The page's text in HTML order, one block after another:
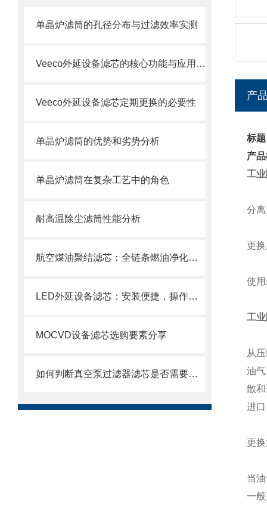
单晶炉滤筒的孔径分布与过滤效率实测
Veeco外延设备滤芯的核心功能与应用场景
Veeco外延设备滤芯定期更换的必要性
单晶炉滤筒的优势和劣势分析
单晶炉滤筒在复杂工艺中的角色
耐高温除尘滤筒性能分析
航空煤油聚结滤芯：全链条燃油净化的关键配套
LED外延设备滤芯：安装便捷，操作轻松
MOCVD设备滤芯选购要素分享
如何判断真空泵过滤器滤芯是否需要更换？
产
标
产
工
分
更
使
工
从
油
散
进
更
当
一